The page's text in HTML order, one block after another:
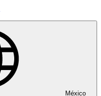
México